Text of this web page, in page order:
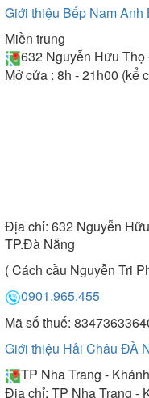
Giới thiệu Bếp Nam
Miền trung
632 Nguyễn Hữu
Mở cửa : 8h - 21h00 (kể
Địa chỉ: 632 Nguyễn
TP.Đà Nẵng
( Cách cầu Nguyễn Tri
0901.965.455
Mã số thuế:
Giới thiệu Hải Châu ĐÀ
TP Nha Trang -
Địa chỉ: TP Nha Trang -